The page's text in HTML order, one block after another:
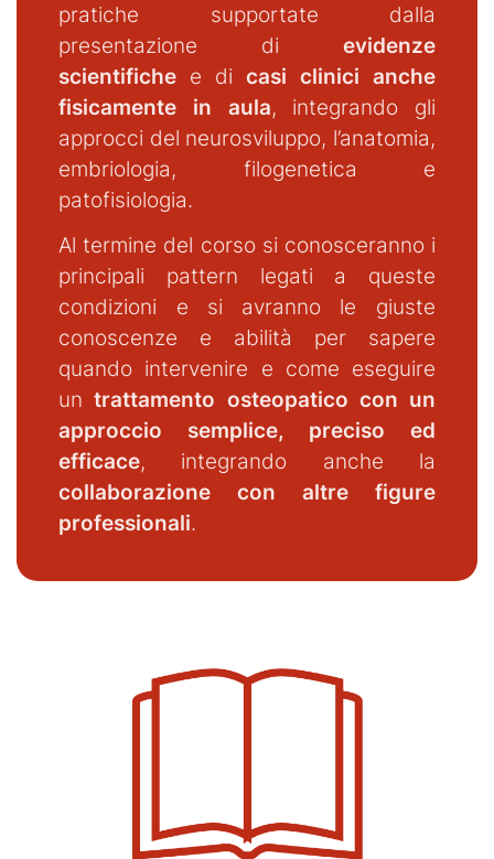
pratiche supportate dalla
presentazione di evidenze
scientifiche e di casi clinici anche
fisicamente in aula, integrando gli
approcci del neurosviluppo, l’anatomia,
embriologia, filogenetica e
patofisiologia.
Al termine del corso si conosceranno i
principali pattern legati a queste
condizioni e si avranno le giuste
conoscenze e abilità per sapere
quando intervenire e come eseguire
untrattamento osteopatico con un
approccio semplice, preciso ed
efficace, integrando anche la
collaborazione con altre figure
professionali.